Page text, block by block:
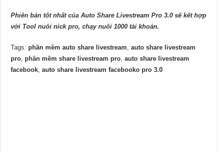
Phiên bản tốt nhất của Auto Share Livestream Pro 3.0 sẽ kết hợp
với Tool nuôi nick pro, chạy nuôi 1000 tài khoản.
Tags:phần mềm auto share livestream,auto share livestream
pro,phần mềm share livestream pro,auto share livestream
facebook,auto share livestream facebooko pro 3.0